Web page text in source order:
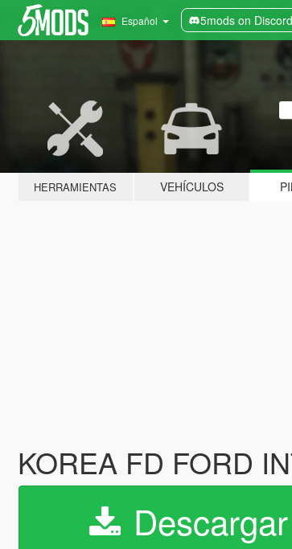
Español 5mods on Discord
HERRAMIENTAS VEHÍCULOS
KOREA FD FORD
Descargar